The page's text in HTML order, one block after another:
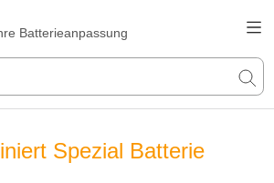
Batterieanpassung
Spezial Batterie